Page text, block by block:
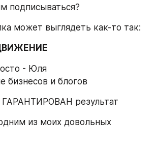
подписываться?
может выглядеть как-то так:
- Юля
бизнесов и блогов
результат
из моих довольных